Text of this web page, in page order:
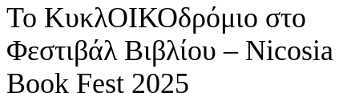
Το ΚυκλΟΙΚΟδρόμιο στο
Φεστιβάλ Βιβλίου – Nicosia
Book Fest 2025